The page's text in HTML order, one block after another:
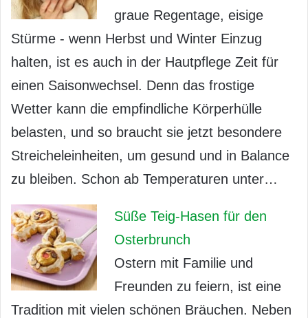
graue Regentage, eisige
Stürme - wenn Herbst und Winter Einzug
halten, ist es auch in der Hautpflege Zeit für
einen Saisonwechsel. Denn das frostige
Wetter kann die empfindliche Körperhülle
belasten, und so braucht sie jetzt besondere
Streicheleinheiten, um gesund und in Balance
zu bleiben. Schon ab Temperaturen unter…
Süße Teig-Hasen für den
Osterbrunch
Ostern mit Familie und
Freunden zu feiern, ist eine
Tradition mit vielen schönen Bräuchen. Neben